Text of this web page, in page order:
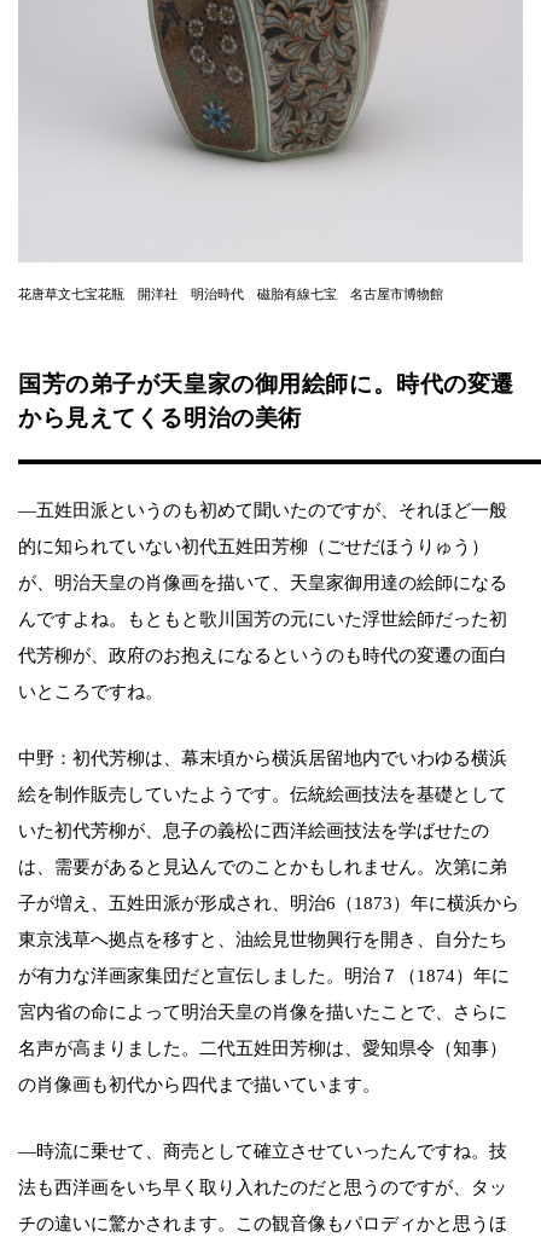
花唐草文七宝花瓶 開洋社 明治時代 磁胎有線七宝 名古屋市博物館
国芳の弟子が天皇家の御用絵師に。時代の変遷
から見えてくる明治の美術
―五姓田派というのも初めて聞いたのですが、それほど一般
的に知られていない初代五姓田芳柳（ごせだほうりゅう）
が、明治天皇の肖像画を描いて、天皇家御用達の絵師になる
んですよね。もともと歌川国芳の元にいた浮世絵師だった初
代芳柳が、政府のお抱えになるというのも時代の変遷の面白
いところですね。
中野：初代芳柳は、幕末頃から横浜居留地内でいわゆる横浜
絵を制作販売していたようです。伝統絵画技法を基礎として
いた初代芳柳が、息子の義松に西洋絵画技法を学ばせたの
は、需要があると見込んでのことかもしれません。次第に弟
子が増え、五姓田派が形成され、明治6（1873）年に横浜から
東京浅草へ拠点を移すと、油絵見世物興行を開き、自分たち
が有力な洋画家集団だと宣伝しました。明治７（1874）年に
宮内省の命によって明治天皇の肖像を描いたことで、さらに
名声が高まりました。二代五姓田芳柳は、愛知県令（知事）
の肖像画も初代から四代まで描いています。
―時流に乗せて、商売として確立させていったんですね。技
法も西洋画をいち早く取り入れたのだと思うのですが、タッ
チの違いに驚かされます。この観音像もパロディかと思うほ